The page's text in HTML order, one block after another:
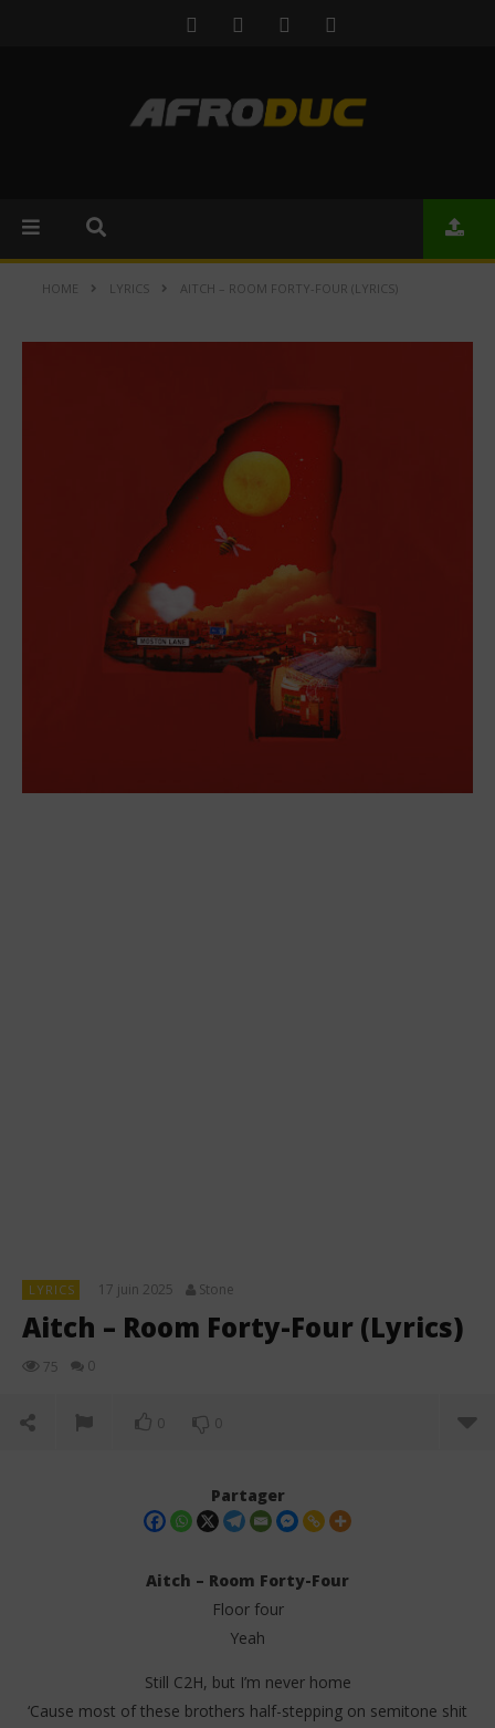
HOME LYRICS AITCH – ROOM FORTY-FOUR (LYRICS)
LYRICS 17 juin 2025 Stone
Aitch – Room Forty-Four (Lyrics)
75 0
0 0
Partager
Aitch – Room Forty-Four
Floor four
Yeah
Still C2H, but I’m never home
‘Cause most of these brothers half-stepping on semitone shit